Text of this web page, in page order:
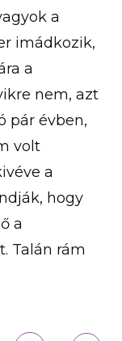
a
imádkozik,
a
nem, azt
pár évben,
volt
a
hogy
a
Talán rám